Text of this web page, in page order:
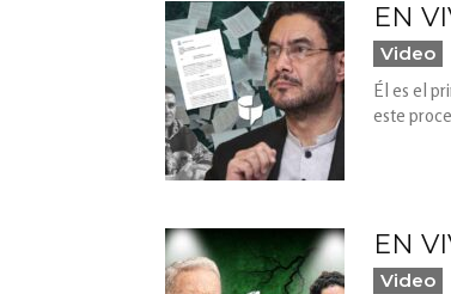
EN
Video
Él es el
este
EN
Video